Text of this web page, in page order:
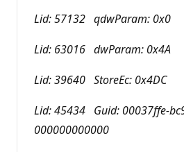
Lid: 57132 qdwParam: 0x0
Lid: 63016 dwParam: 0x4A
Lid: 39640 StoreEc: 0x4DC
Lid: 45434 Guid: 00037ffe-
000000000000